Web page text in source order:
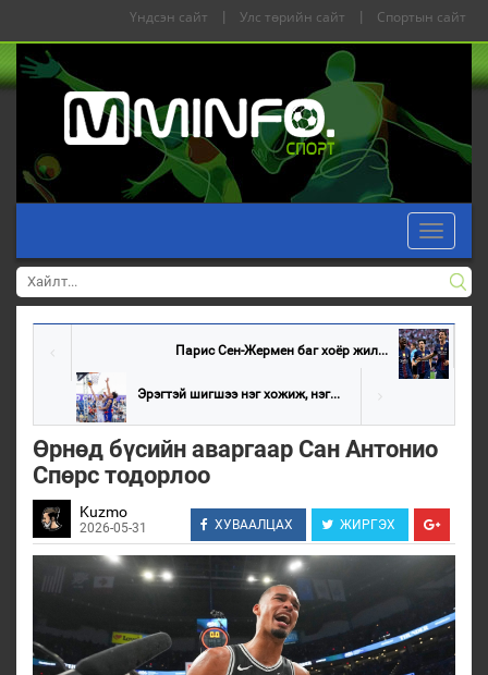
Үндсэн сайт | Улс төрийн сайт | Спортын сайт
Toggle
Парис Сен-Жермен баг хоёр жил...
Эрэгтэй шигшээ нэг хожиж, нэг...
Өрнөд бүсийн аваргаар Сан Антонио
Спөрс тодорлоо
Kuzmo
2026-05-31 ХУВААЛЦАХ ЖИРГЭХ